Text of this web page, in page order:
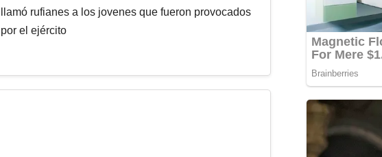
llamó rufianes a los jovenes que fueron provocados
por el ejército